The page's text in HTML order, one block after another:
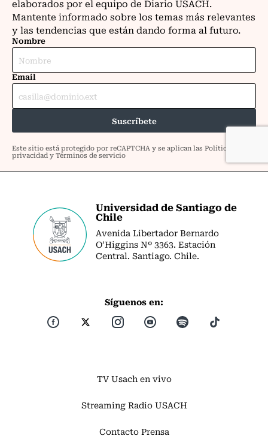
Universidad de Santiago de
Chile
Avenida Libertador Bernardo
O’Higgins Nº 3363. Estación
Central. Santiago. Chile.
Síguenos en:
TV Usach en vivo
Streaming Radio USACH
Contacto Prensa